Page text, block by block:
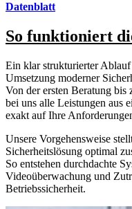
Datenblatt
So funktioniert
Ein klar strukturierter
Umsetzung moderner
Von der ersten Beratung
bei uns alle Leistungen aus
exakt auf Ihre
Unsere Vorgehensweise
Sicherheitslösung optimal
So entstehen durchdachte
Videoüberwachung und
Betriebssicherheit.